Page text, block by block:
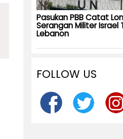
Pasukan PBB Catat
Serangan Militer Israel
Lebanon
FOLLOW US